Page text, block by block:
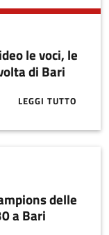
le voci, le
di Bari
LEGGI TUTTO
ABOUT
delle
a Bari